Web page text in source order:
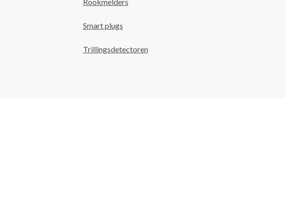
Smart plugs
Trillingsdetectoren